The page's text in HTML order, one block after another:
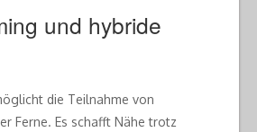
und hybride
die Teilnahme von
Ferne. Es schafft Nähe trotz